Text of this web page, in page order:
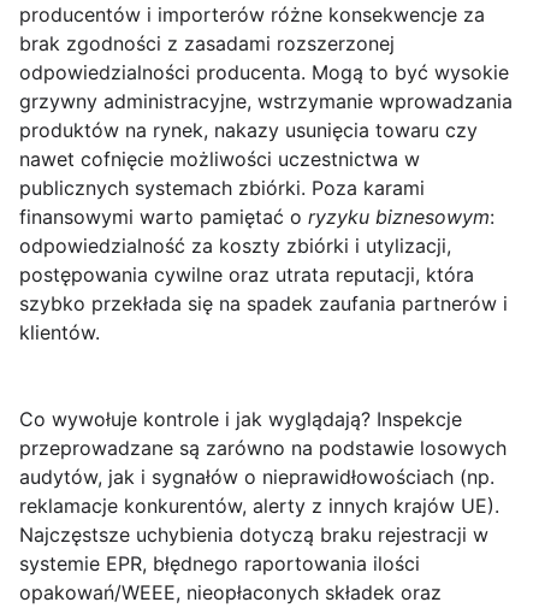
producentów i importerów różne konsekwencje za
brak zgodności z zasadami rozszerzonej
odpowiedzialności producenta. Mogą to być wysokie
grzywny administracyjne, wstrzymanie wprowadzania
produktów na rynek, nakazy usunięcia towaru czy
nawet cofnięcie możliwości uczestnictwa w
publicznych systemach zbiórki. Poza karami
finansowymi warto pamiętać o ryzyku biznesowym:
odpowiedzialność za koszty zbiórki i utylizacji,
postępowania cywilne oraz utrata reputacji, która
szybko przekłada się na spadek zaufania partnerów i
klientów.
Co wywołuje kontrole i jak wyglądają? Inspekcje
przeprowadzane są zarówno na podstawie losowych
audytów, jak i sygnałów o nieprawidłowościach (np.
reklamacje konkurentów, alerty z innych krajów UE).
Najczęstsze uchybienia dotyczą braku rejestracji w
systemie EPR, błędnego raportowania ilości
opakowań/WEEE, nieopłaconych składek oraz